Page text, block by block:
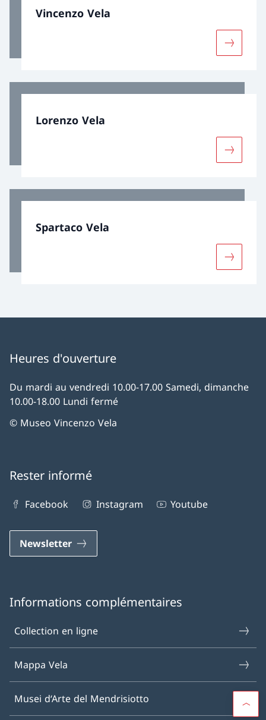
Vincenzo Vela
Lorenzo Vela
Spartaco Vela
Heures d'ouverture
Du mardi au vendredi 10.00-17.00 Samedi, dimanche
10.00-18.00 Lundi fermé
© Museo Vincenzo Vela
Rester informé
Facebook Instagram Youtube
Newsletter
Informations complémentaires
Collection en ligne
Mappa Vela
Musei d‘Arte del Mendrisiotto